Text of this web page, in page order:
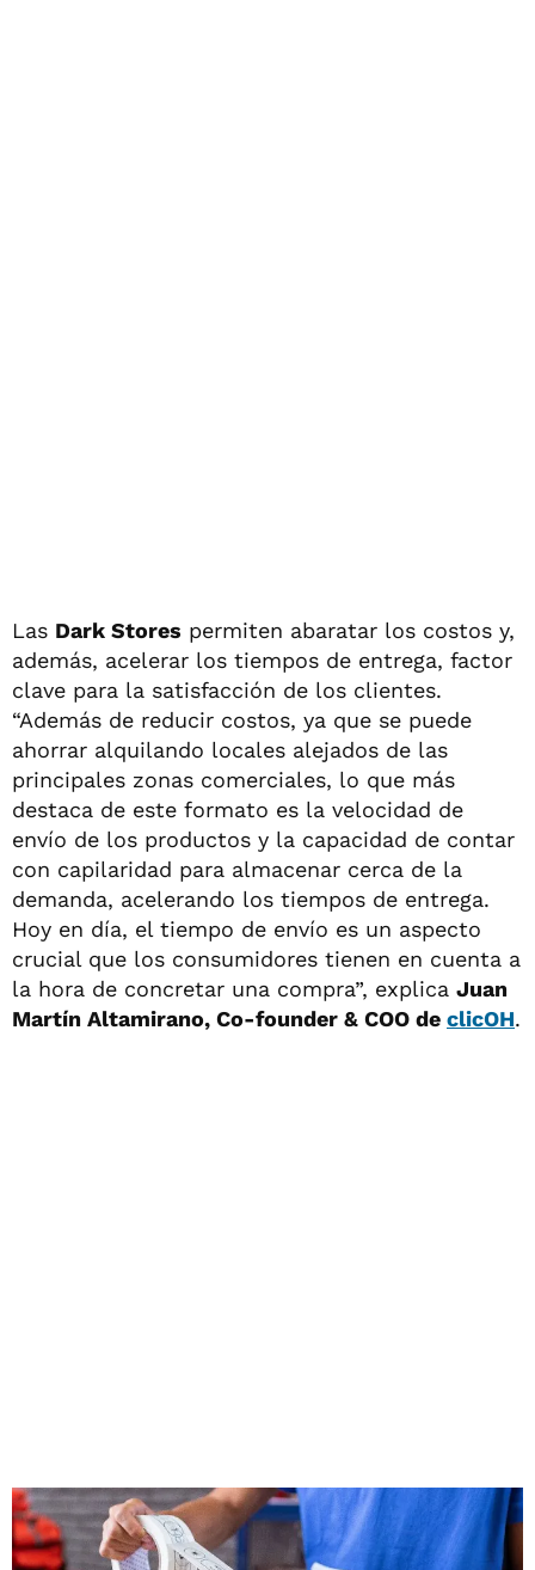
Las Dark Stores permiten abaratar los costos y,
además, acelerar los tiempos de entrega, factor
clave para la satisfacción de los clientes.
“Además de reducir costos, ya que se puede
ahorrar alquilando locales alejados de las
principales zonas comerciales, lo que más
destaca de este formato es la velocidad de
envío de los productos y la capacidad de contar
con capilaridad para almacenar cerca de la
demanda, acelerando los tiempos de entrega.
Hoy en día, el tiempo de envío es un aspecto
crucial que los consumidores tienen en cuenta a
la hora de concretar una compra”, explica Juan
Martín Altamirano, Co-founder & COO de clicOH.